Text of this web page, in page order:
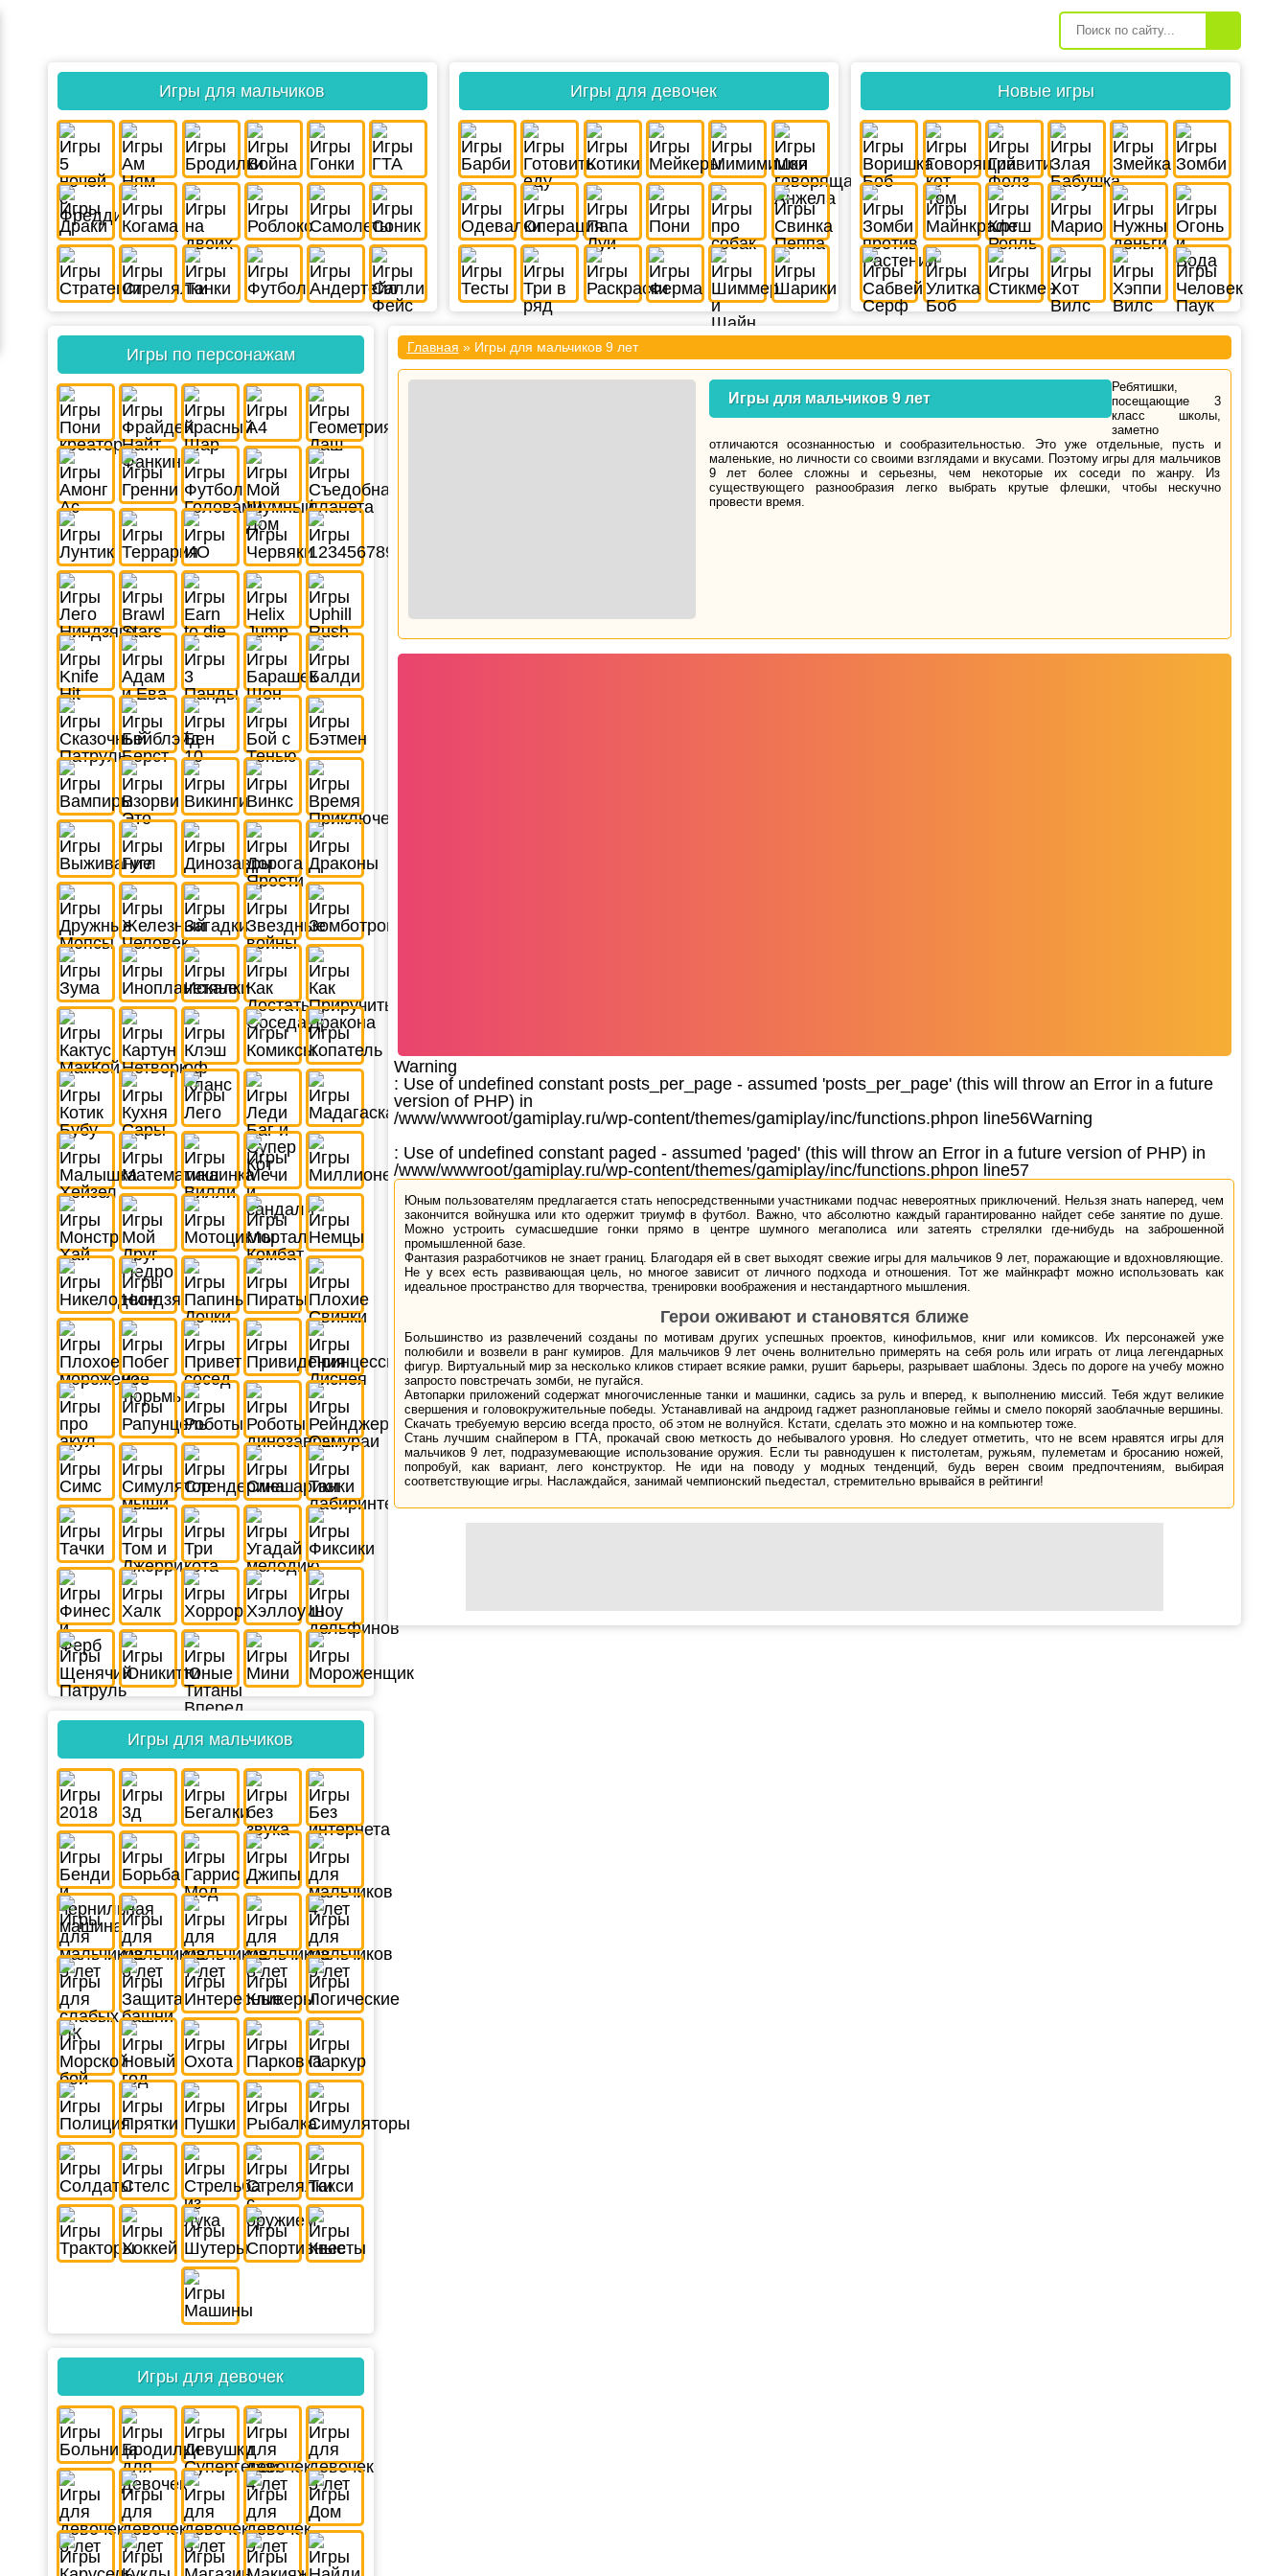
Игры для мальчиков Игры для девочек Новые игры
Игры по персонажам
Игры для мальчиков
Игры для девочек
Главная » Игры для мальчиков 9 лет
Игры для мальчиков 9 лет
Ребятишки,
посещающие 3
класс школы,
заметно
отличаются осознанностью и сообразительностью. Это уже отдельные, пусть и
маленькие, но личности со своими взглядами и вкусами. Поэтому игры для мальчиков
9 лет более сложны и серьезны, чем некоторые их соседи по жанру. Из
существующего разнообразия легко выбрать крутые флешки, чтобы нескучно
провести время.
Warning
: Use of undefined constant posts_per_page - assumed 'posts_per_page' (this will throw an Error in a future
version of PHP) in
/www/wwwroot/gamiplay.ru/wp-content/themes/gamiplay/inc/functions.phpon line56Warning
: Use of undefined constant paged - assumed 'paged' (this will throw an Error in a future version of PHP) in
/www/wwwroot/gamiplay.ru/wp-content/themes/gamiplay/inc/functions.phpon line57
Юным пользователям предлагается стать непосредственными участниками подчас невероятных приключений. Нельзя знать наперед, чем
закончится войнушка или кто одержит триумф в футбол. Важно, что абсолютно каждый гарантированно найдет себе занятие по душе.
Можно устроить сумасшедшие гонки прямо в центре шумного мегаполиса или затеять стрелялки где-нибудь на заброшенной
промышленной базе.
Фантазия разработчиков не знает границ. Благодаря ей в свет выходят свежие игры для мальчиков 9 лет, поражающие и вдохновляющие.
Не у всех есть развивающая цель, но многое зависит от личного подхода и отношения. Тот же майнкрафт можно использовать как
идеальное пространство для творчества, тренировки воображения и нестандартного мышления.
Герои оживают и становятся ближе
Большинство из развлечений созданы по мотивам других успешных проектов, кинофильмов, книг или комиксов. Их персонажей уже
полюбили и возвели в ранг кумиров. Для мальчиков 9 лет очень волнительно примерять на себя роль или играть от лица легендарных
фигур. Виртуальный мир за несколько кликов стирает всякие рамки, рушит барьеры, разрывает шаблоны. Здесь по дороге на учебу можно
запросто повстречать зомби, не пугайся.
Автопарки приложений содержат многочисленные танки и машинки, садись за руль и вперед, к выполнению миссий. Тебя ждут великие
свершения и головокружительные победы. Устанавливай на андроид гаджет разноплановые геймы и смело покоряй заоблачные вершины.
Скачать требуемую версию всегда просто, об этом не волнуйся. Кстати, сделать это можно и на компьютер тоже.
Стань лучшим снайпером в ГТА, прокачай свою меткость до небывалого уровня. Но следует отметить, что не всем нравятся игры для
мальчиков 9 лет, подразумевающие использование оружия. Если ты равнодушен к пистолетам, ружьям, пулеметам и бросанию ножей,
попробуй, как вариант, лего конструктор. Не иди на поводу у модных тенденций, будь верен своим предпочтениям, выбирая
соответствующие игры. Наслаждайся, занимай чемпионский пьедестал, стремительно врывайся в рейтинги!